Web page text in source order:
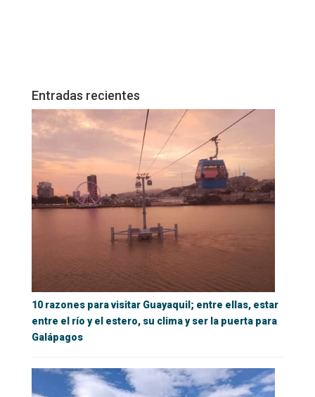
Entradas recientes
10 razones para visitar Guayaquil; entre ellas, estar
entre el río y el estero, su clima y ser la puerta para
Galápagos